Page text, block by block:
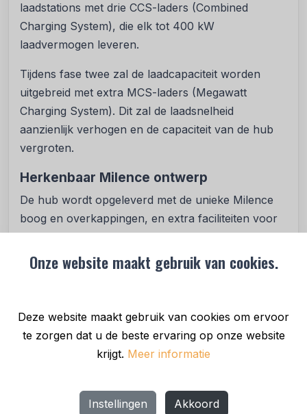
Onze website maakt gebruik van cookies.
Deze website maakt gebruik van cookies om ervoor
te zorgen dat u de beste ervaring op onze website
krijgt. Meer informatie
Instellingen Akkoord
laadstations met drie CCS-laders (Combined
Charging System), die elk tot 400 kW
laadvermogen leveren.
Tijdens fase twee zal de laadcapaciteit worden
uitgebreid met extra MCS-laders (Megawatt
Charging System). Dit zal de laadsnelheid
aanzienlijk verhogen en de capaciteit van de hub
vergroten.
Herkenbaar Milence ontwerp
De hub wordt opgeleverd met de unieke Milence
boog en overkappingen, en extra faciliteiten voor
de chauffeurs. De Milence laadhubs zijn
toegankelijk voor alle vrachtwagens, ongeacht het
merk. Via de Milence app kunnen chauffeurs de
Anja van Niersen, CEO van Milence, zegt:"We
zijn erg blij om ons netwerk uit te breiden en de
ontwikkeling van onze tweede laadhub in Frankrijk
versterkt onze aanwezigheid langs cruciale routes